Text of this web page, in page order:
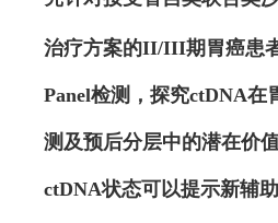
治疗方案的II/III期胃癌患
Panel检测，探究ctDNA在
测及预后分层中的潜在价
ctDNA状态可以提示新辅